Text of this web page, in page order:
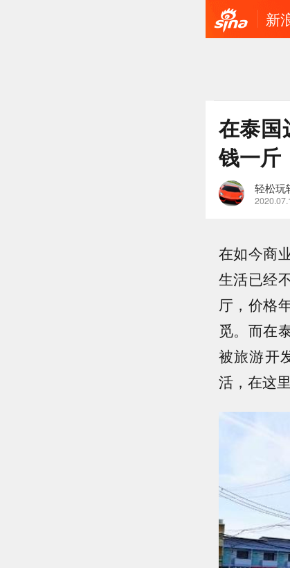
新
在泰国
钱一斤
轻松玩
在如今商
生活已经
厅，价格
觅。而在
被旅游开
活，在这